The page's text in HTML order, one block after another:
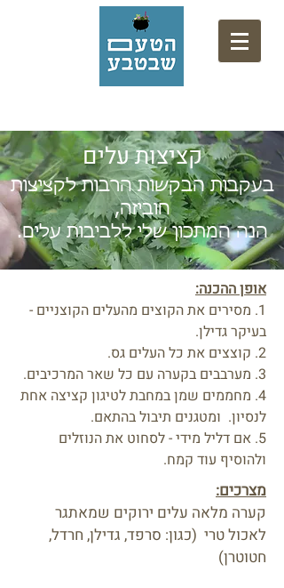
קציצות עלים
בעקבות הבקשות הרבות לקציצות
חוביזה,
הנה המתכון שלי ללביבות עלים.
אופן ההכנה:
1. מסירים את הקוצים מהעלים הקוצניים -
בעיקר גדילן.
2. קוצצים את כל העלים גס.
3. מערבבים בקערה עם כל שאר המרכיבים.
4. מחממים שמן במחבת לטיגון קציצה אחת
לנסיון. ומטגנים תיבול בהתאם.
5. אם דליל מידי - לסחוט את הנוזלים
ולהוסיף עוד קמח.
מצרכים:
קערה מלאה עלים ירוקים שמאתגר
לאכול טרי (כגון: סרפד, גדילן, חרדל,
חטוטרן)